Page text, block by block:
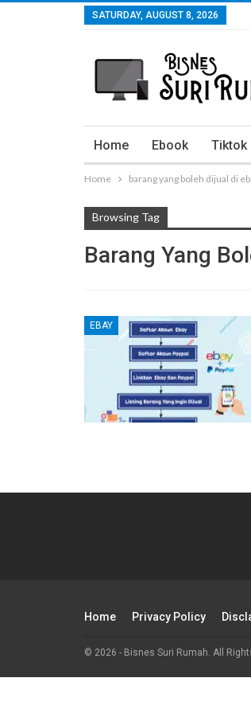
SATURDAY, AUGUST 8, 2026
Home Ebook Tiktok
Home barang yang boleh dijual di
Browsing Tag
Barang Yang
EBAY
Home Privacy Policy
© 2026 - Bisnes Suri Rumah. All